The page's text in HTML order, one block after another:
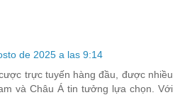
de 2025 a las 9:14
trực tuyến hàng đầu, được nhiều
và Châu Á tin tưởng lựa chọn. Với